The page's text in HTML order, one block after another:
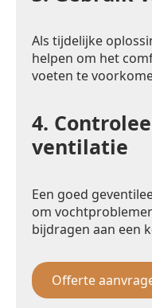
Als tijdelijke
helpen om het
voeten te
4.
ventilatie
Een goed
om
bijdragen aan een
Offerte